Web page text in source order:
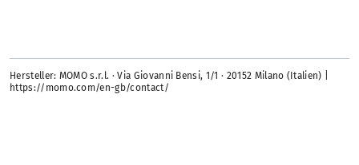
Hersteller: MOMO s.r.l. · Via Giovanni Bensi, 1/1 · 20152 Milano (Italien) |
https://momo.com/en-gb/contact/